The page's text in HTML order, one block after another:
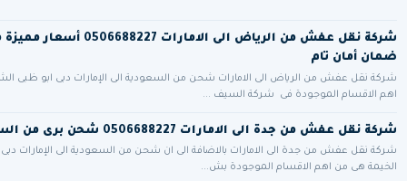
شركة نقل عفش من الرياض الى
ضمان أمان تام
شركة نقل عفش من الرياض الى الامارات شحن من السعودية الى الإمارات دبى ابو ظبى
اهم الاقسام الموجودة فى شركة السيف ...
شركة نقل عفش من جدة الى الامارات 0506688227 شحن برى من السعودية للامارات
شركة نقل عفش من جدة الى الامارات بالاضافة الى ان شحن من السعودية الى الإمارات
الخيمة هى من اهم الاقسام الموجودة بش...